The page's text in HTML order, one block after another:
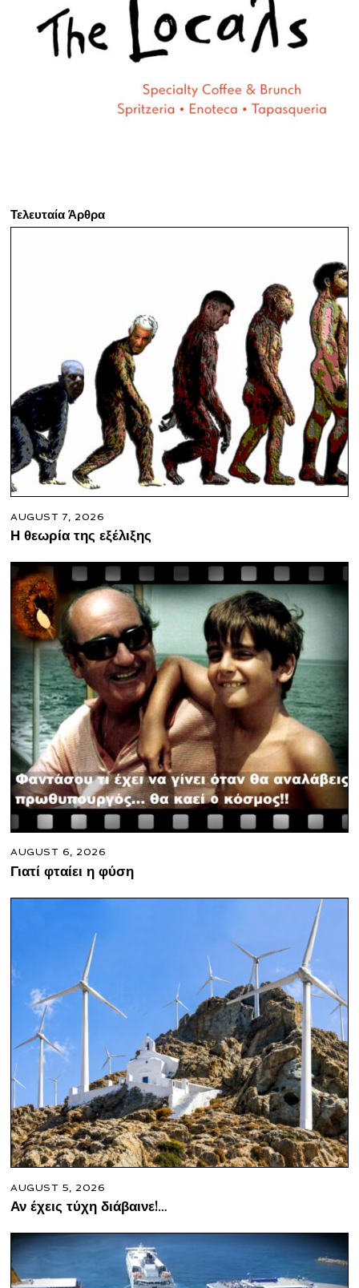
Τελευταία Άρθρα
AUGUST 7, 2026
Η θεωρία της εξέλιξης
AUGUST 6, 2026
Γιατί φταίει η φύση
AUGUST 5, 2026
Αν έχεις τύχη διάβαινε!…